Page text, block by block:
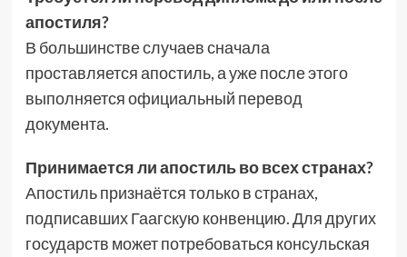
апостиля?
В большинстве случаев сначала
проставляется апостиль, а уже после этого
выполняется официальный перевод
документа.
Принимается ли апостиль во всех странах?
Апостиль признаётся только в странах,
подписавших Гаагскую конвенцию. Для других
государств может потребоваться консульская